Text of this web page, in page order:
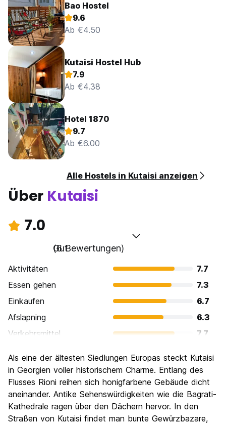
Bao Hostel
9.6
Ab €4.50
Kutaisi Hostel Hub
7.9
Ab €4.38
Hotel 1870
9.7
Ab €6.00
Alle Hostels in Kutaisi anzeigen
Über Kutaisi
7.0
Gut
(6 Bewertungen)
Aktivitäten
7.7
Essen gehen
7.3
Einkaufen
6.7
Afslapning
6.3
Verkehrsmittel
7.7
Kultur
6.7
Nachtleben / Party
5.3
Preis-Leistungsverhältnis
8.7
Als eine der ältesten Siedlungen Europas steckt Kutaisi
in Georgien voller historischem Charme. Entlang des
Flusses Rioni reihen sich honigfarbene Gebäude dicht
aneinander. Antike Sehenswürdigkeiten wie die Bagrati-
Kathedrale ragen über den Dächern hervor. In den
Straßen von Kutaisi findet man bunte Gewürzbazare,